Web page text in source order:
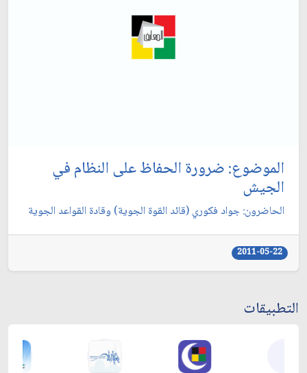
الموضوع: ضرورة الحفاظ على النظام في
الجيش‏
الحاضرون: جواد فكوري (قائد القوة الجوية) وقادة القواعد الجوية
2011-05-22
التطبيقات